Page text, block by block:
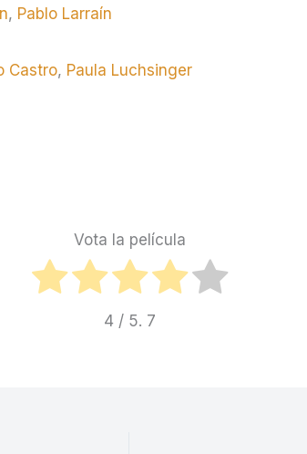
, Pablo Larraín
Castro, Paula Luchsinger
Vota la película
4/ 5. 7